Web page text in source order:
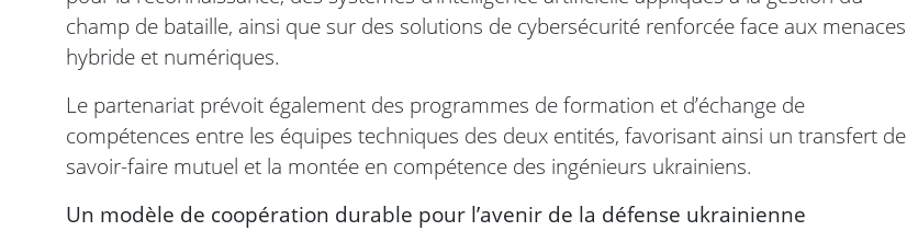
champ de bataille, ainsi que sur des solutions de cybersécurité renforcée face aux menaces
hybride et numériques.
Le partenariat prévoit également des programmes de formation et d’échange de
compétences entre les équipes techniques des deux entités, favorisant ainsi un transfert de
savoir-faire mutuel et la montée en compétence des ingénieurs ukrainiens.
Un modèle de coopération durable pour l’avenir de la défense ukrainienne